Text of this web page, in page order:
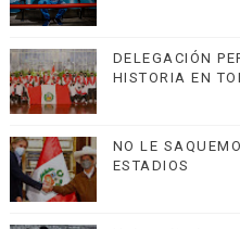
DELEGACIÓN
HISTORIA EN
NO LE
ESTADIOS